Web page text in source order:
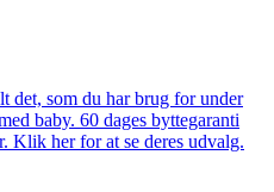
det, som du har brug for under
baby. 60 dages byttegaranti
Klik her for at se deres udvalg.